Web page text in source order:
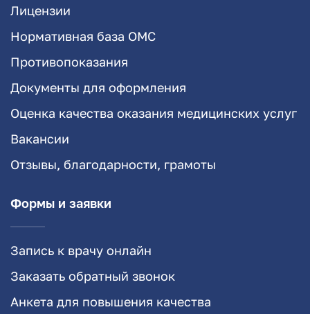
Лицензии
Нормативная база ОМС
Противопоказания
Документы для оформления
Оценка качества оказания медицинских услуг
Вакансии
Отзывы, благодарности, грамоты
Формы и заявки
Запись к врачу онлайн
Заказать обратный звонок
Анкета для повышения качества